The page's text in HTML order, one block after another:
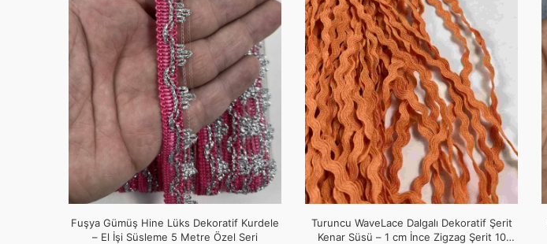
Fuşya Gümüş Hine Lüks Dekoratif Kurdele
– El İşi Süsleme 5 Metre Özel Seri
Turuncu WaveLace Dalgalı Dekoratif Şerit
Kenar Süsü – 1 cm İnce Zigzag Şerit 10